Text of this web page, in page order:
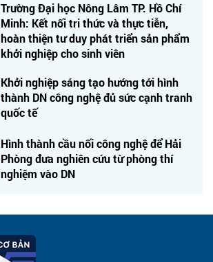
Trường Đại học Nông Lâm TP. Hồ Chí
Minh: Kết nối tri thức và thực tiễn,
hoàn thiện tư duy phát triển sản phẩm
khởi nghiệp cho sinh viên
Khởi nghiệp sáng tạo hướng tới hình
thành DN công nghệ đủ sức cạnh tranh
quốc tế
Hình thành cầu nối công nghệ để Hải
Phòng đưa nghiên cứu từ phòng thí
nghiệm vào DN